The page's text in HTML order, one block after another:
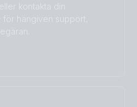
Ελληνικά
Українська
kontakta din
hängiven support,